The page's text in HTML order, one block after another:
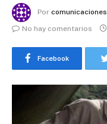
Por
No hay comentarios
Facebook